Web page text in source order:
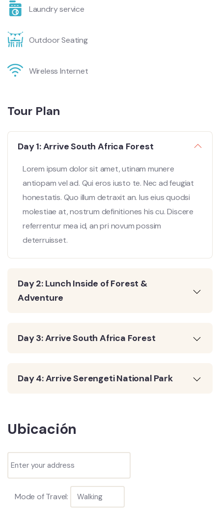
Laundry service
Outdoor Seating
Wireless Internet
Tour Plan
Day 1: Arrive South Africa Forest
Lorem ipsum dolor sit amet, utinam munere
antiopam vel ad. Qui eros iusto te. Nec ad feugiat
honestatis. Quo illum detraxit an. Ius eius quodsi
molestiae at, nostrum definitiones his cu. Discere
referrentur mea id, an pri novum possim
deterruisset.
Day 2: Lunch Inside of Forest &
Adventure
Day 3: Arrive South Africa Forest
Day 4: Arrive Serengeti National Park
Ubicación
Mode of Travel: